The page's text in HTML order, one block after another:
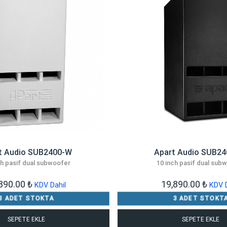
Audio SUB2400-W
pasif dual subwoofer
₺ KDV Dahil
ADET STOKTA
SEPETE EKLE
Apart Audio
10 inch pasif dual
19,890.00 ₺ KDV
3 ADET
SEPETE EKLE